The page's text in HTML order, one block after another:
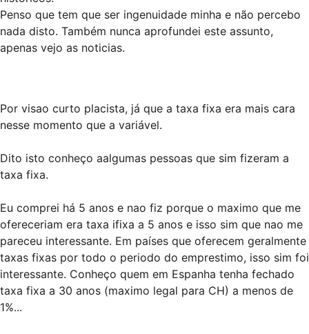
Penso que tem que ser ingenuidade minha e não percebo
nada disto. Também nunca aprofundei este assunto,
apenas vejo as noticias.
Por visao curto placista, já que a taxa fixa era mais cara
nesse momento que a variável.
Dito isto conheço aalgumas pessoas que sim fizeram a
taxa fixa.
Eu comprei há 5 anos e nao fiz porque o maximo que me
ofereceriam era taxa ifixa a 5 anos e isso sim que nao me
pareceu interessante. Em países que oferecem geralmente
taxas fixas por todo o periodo do emprestimo, isso sim foi
interessante. Conheço quem em Espanha tenha fechado
taxa fixa a 30 anos (maximo legal para CH) a menos de
1%...